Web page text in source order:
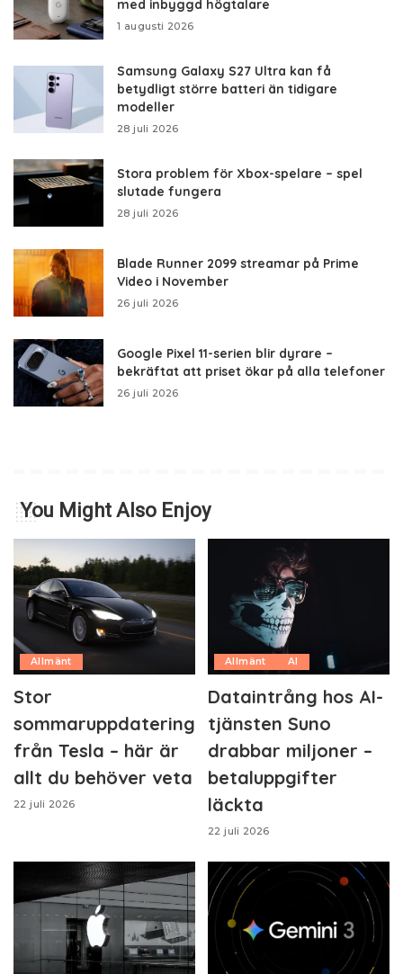
med inbyggd högtalare
1 augusti 2026
Samsung Galaxy S27 Ultra kan få
betydligt större batteri än tidigare
modeller
28 juli 2026
Stora problem för Xbox-spelare – spel
slutade fungera
28 juli 2026
Blade Runner 2099 streamar på Prime
Video i November
26 juli 2026
Google Pixel 11-serien blir dyrare –
bekräftat att priset ökar på alla telefoner
26 juli 2026
You Might Also Enjoy
Allmänt
Stor
sommaruppdatering
från Tesla – här är
allt du behöver veta
22 juli 2026
Allmänt AI
Dataintrång hos AI-
tjänsten Suno
drabbar miljoner –
betaluppgifter
läckta
22 juli 2026